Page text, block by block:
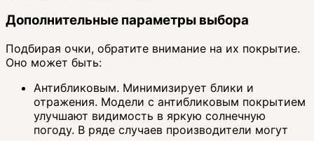
Дополнительные параметры выбора
Подбирая очки, обратите внимание на их покрытие.
Оно может быть:
Антибликовым. Минимизирует блики и
отражения. Модели с антибликовым покрытием
улучшают видимость в яркую солнечную
погоду. В ряде случаев производители могут